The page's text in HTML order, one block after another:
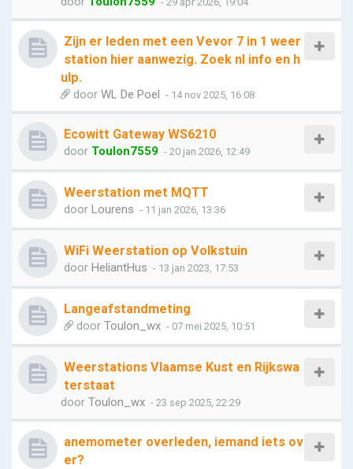
Zijn er leden met een Vevor 7 in 1 weer
station hier aanwezig. Zoek nl info en h
ulp.
door WL De Poel - 14 nov 2025, 16:08
Ecowitt Gateway WS6210
door Toulon7559 - 20 jan 2026, 12:49
Weerstation met MQTT
door Lourens - 11 jan 2026, 13:36
WiFi Weerstation op Volkstuin
door HeliantHus - 13 jan 2023, 17:53
Langeafstandmeting
door Toulon_wx - 07 mei 2025, 10:51
Weerstations Vlaamse Kust en Rijkswa
terstaat
door Toulon_wx - 23 sep 2025, 22:29
anemometer overleden, iemand iets ov
er?